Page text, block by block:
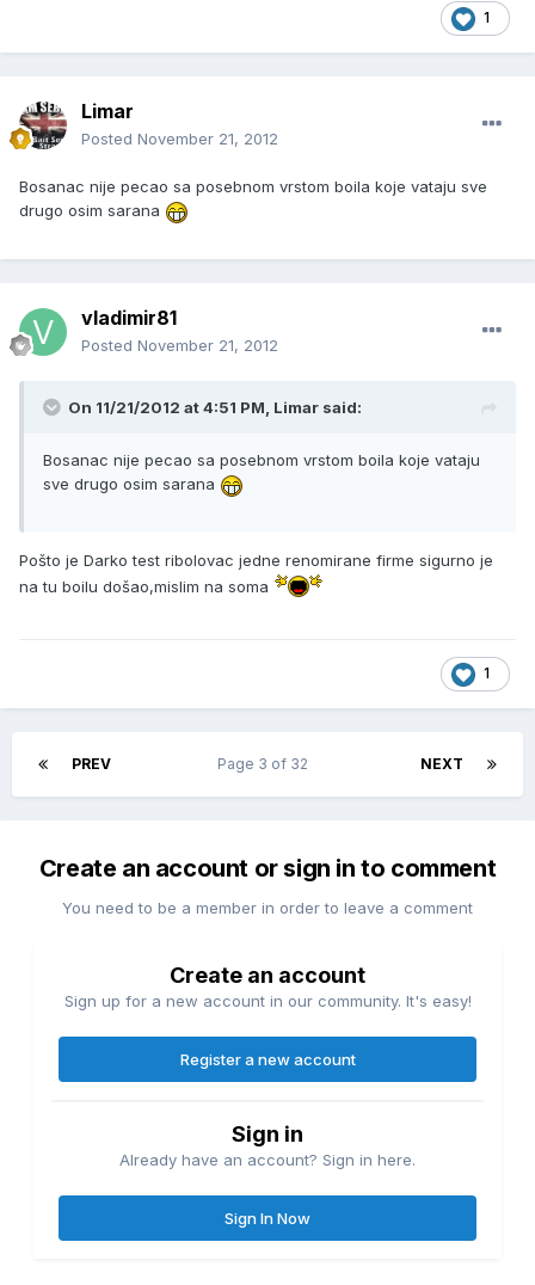
1
Limar
Posted November 21, 2012
Bosanac nije pecao sa posebnom vrstom boila koje vataju sve
drugo osim sarana
vladimir81
Posted November 21, 2012
On 11/21/2012 at 4:51 PM, Limar said:
Bosanac nije pecao sa posebnom vrstom boila koje vataju
sve drugo osim sarana
Pošto je Darko test ribolovac jedne renomirane firme sigurno je
na tu boilu došao,mislim na soma
1
PREV NEXT
Page 3 of 32
Create an account or sign in to comment
You need to be a member in order to leave a comment
Create an account
Sign up for a new account in our community. It's easy!
Register a new account
Sign in
Already have an account? Sign in here.
Sign In Now